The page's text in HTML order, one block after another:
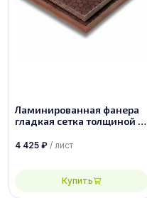
Ламинированная фанера
гладкая сетка толщиной 12
сорт 1/1
4 425 ₽ / лист
Купить